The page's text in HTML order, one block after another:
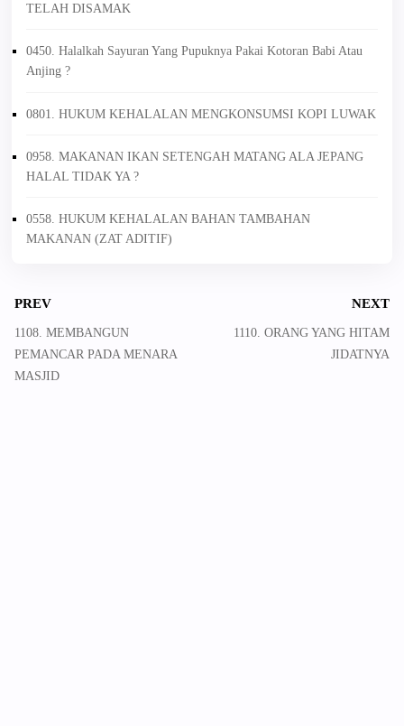
TELAH DISAMAK
0450. Halalkah Sayuran Yang Pupuknya Pakai Kotoran Babi Atau
Anjing ?
0801. HUKUM KEHALALAN MENGKONSUMSI KOPI LUWAK
0958. MAKANAN IKAN SETENGAH MATANG ALA JEPANG
HALAL TIDAK YA ?
0558. HUKUM KEHALALAN BAHAN TAMBAHAN
MAKANAN (ZAT ADITIF)
PREV
1108. MEMBANGUN
PEMANCAR PADA MENARA
MASJID
NEXT
1110. ORANG YANG HITAM
JIDATNYA